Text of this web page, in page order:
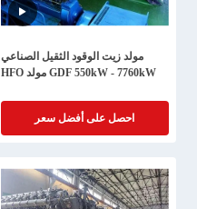
مولد زيت الوقود الثقيل الصناعي
GDF 550kW - 7760kW مولد HFO
احصل على أفضل سعر